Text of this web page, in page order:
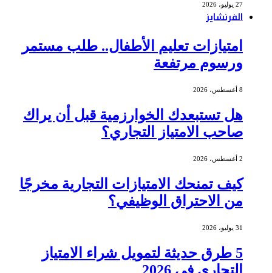
27 يوليو، 2026
الفرنشايز
امتيازات تعليم الأطفال.. طلب مستمر
ورسوم مرتفعة
8 أغسطس، 2026
هل تستبعدك الخوارزمية قبل أن يراك
صاحب الامتياز التجاري؟
2 أغسطس، 2026
كيف تمنحك الامتيازات التجارية مخرجًا
من الاحتراق الوظيفي؟
31 يوليو، 2026
5 طرق حديثة لتمويل شراء الامتياز
التجاري في 2026